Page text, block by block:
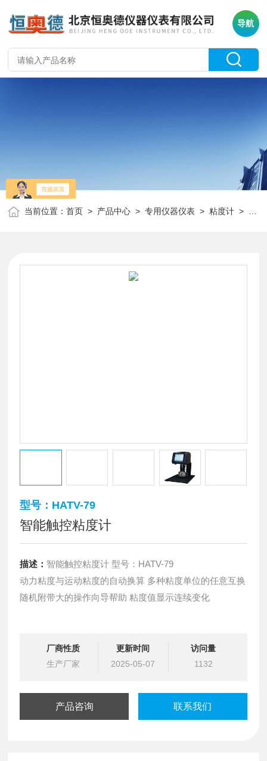
导航
当前位置：首页 > 产品中心 >专用仪器仪表 >粘度计 > HATV-79智能触控粘度计
型号：HATV-79
智能触控粘度计
描述：
智能触控粘度计 型号：HATV-79
动力粘度与运动粘度的自动换算 多种粘度单位的任意互换
随机附带大的操作向导帮助 粘度值显示连续变化
厂商性质
生产厂家
更新时间
2025-05-07
访问量
1132
产品咨询 联系我们